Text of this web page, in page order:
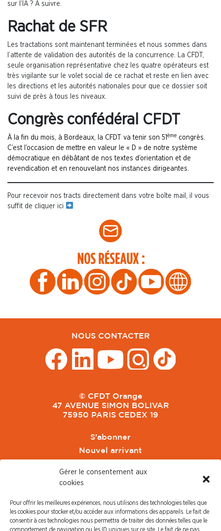
Gérer le consentement aux
cookies
Pour offrir les meilleures expériences, nous utilisons des technologies telles que
les cookies pour stocker et/ou accéder aux informations des appareils. Le fait de
consentir à ces technologies nous permettra de traiter des données telles que le
comportement de navigation ou les ID uniques sur ce site. Le fait de ne pas
sur l’IA ? A suivre.
Rachat de SFR
Les tractations sont maintenant terminées et nous sommes dans
l’attente de validation des autorités de la concurrence. La CFDT,
seule organisation représentative chez les quatre opérateurs est
très vigilante sur le volet social de ce rachat et reste en lien avec
les directions et les autorités nationales pour que ce dossier soit
suivi de près à tous les niveaux.
Congrès confédéral CFDT
À la fin du mois, à Bordeaux, la CFDT va tenir son 51 ème congrès.
C’est l’occasion de mettre en valeur le « D » de notre système
démocratique en débâtant de nos textes d’orientation et de
revendication et en renouvelant nos instances dirigeantes.
Pour recevoir nos tracts directement dans votre boîte mail, il vous
suffit de cliquer ici
NOUS CONTACTER
© CFDT Orange
47 AVENUE SIMON BOLIVAR
75950 PARIS CEDEX 19
S'abonner
Nouvel arrivant
CFDT Cadres
CFDT Retraités